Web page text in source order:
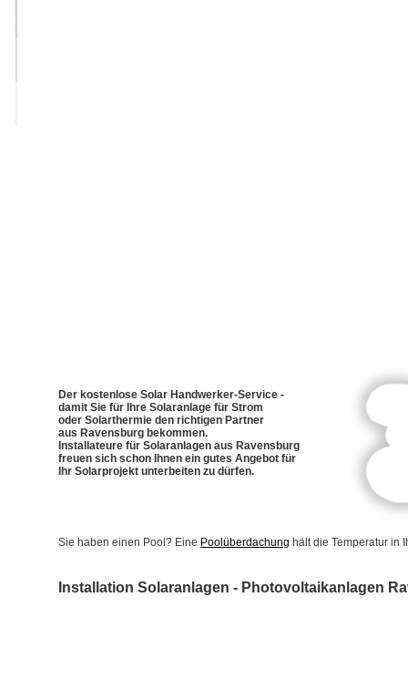
Der kostenlose Solar Handwerker-Service -
damit Sie für Ihre Solaranlage für Strom
oder Solarthermie den richtigen Partner
aus Ravensburg bekommen.
Installateure für Solaranlagen aus Ravensburg
freuen sich schon Ihnen ein gutes Angebot für
Ihr Solarprojekt unterbeiten zu dürfen.
Sie haben einen Pool? Eine Poolüberdachung hält die Temperatur in
Installation Solaranlagen - Photovoltaikanlagen